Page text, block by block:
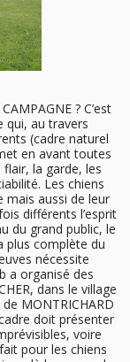
? C’est
qui, au travers
(cadre naturel
en avant toutes
flair, la garde, les
Les chiens
aussi de leur
différents l’esprit
du grand public, le
plus complète du
nécessite
a organisé des
dans le village
de MONTRICHARD
doit présenter
voire
pour les chiens